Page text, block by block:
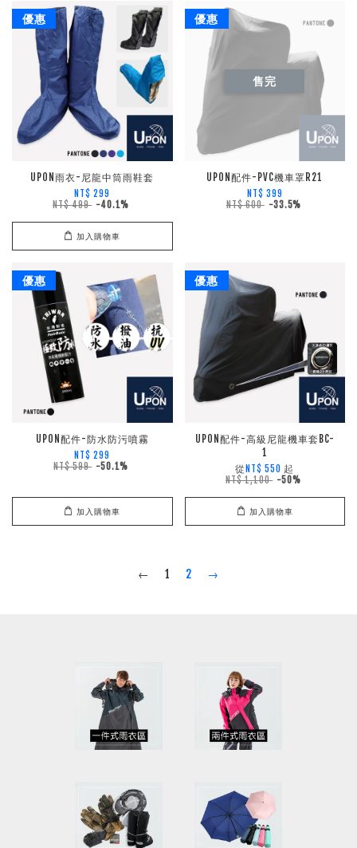
優惠
UPON雨衣-尼龍中筒雨鞋套
NT$ 299
NT$ 499 -40.1%
加入購物車
優惠
售完
UPON配件-PVC機車罩R21
NT$ 399
NT$ 600 -33.5%
優惠
UPON配件-防水防污噴霧
NT$ 299
NT$ 599 -50.1%
加入購物車
優惠
UPON配件-高級尼龍機車套BC-
1
從 NT$ 550 起
NT$ 1,100 -50%
加入購物車
← 1 2 →